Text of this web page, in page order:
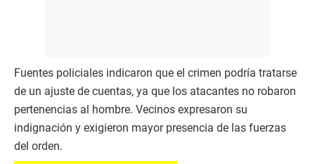
Fuentes policiales indicaron que el crimen podría tratarse
de un ajuste de cuentas, ya que los atacantes no robaron
pertenencias al hombre. Vecinos expresaron su
indignación y exigieron mayor presencia de las fuerzas
del orden.